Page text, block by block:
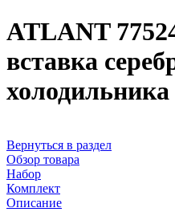
ATLANT
вставка
Вернуться в раздел
Обзор товара
Набор
Комплект
Описание